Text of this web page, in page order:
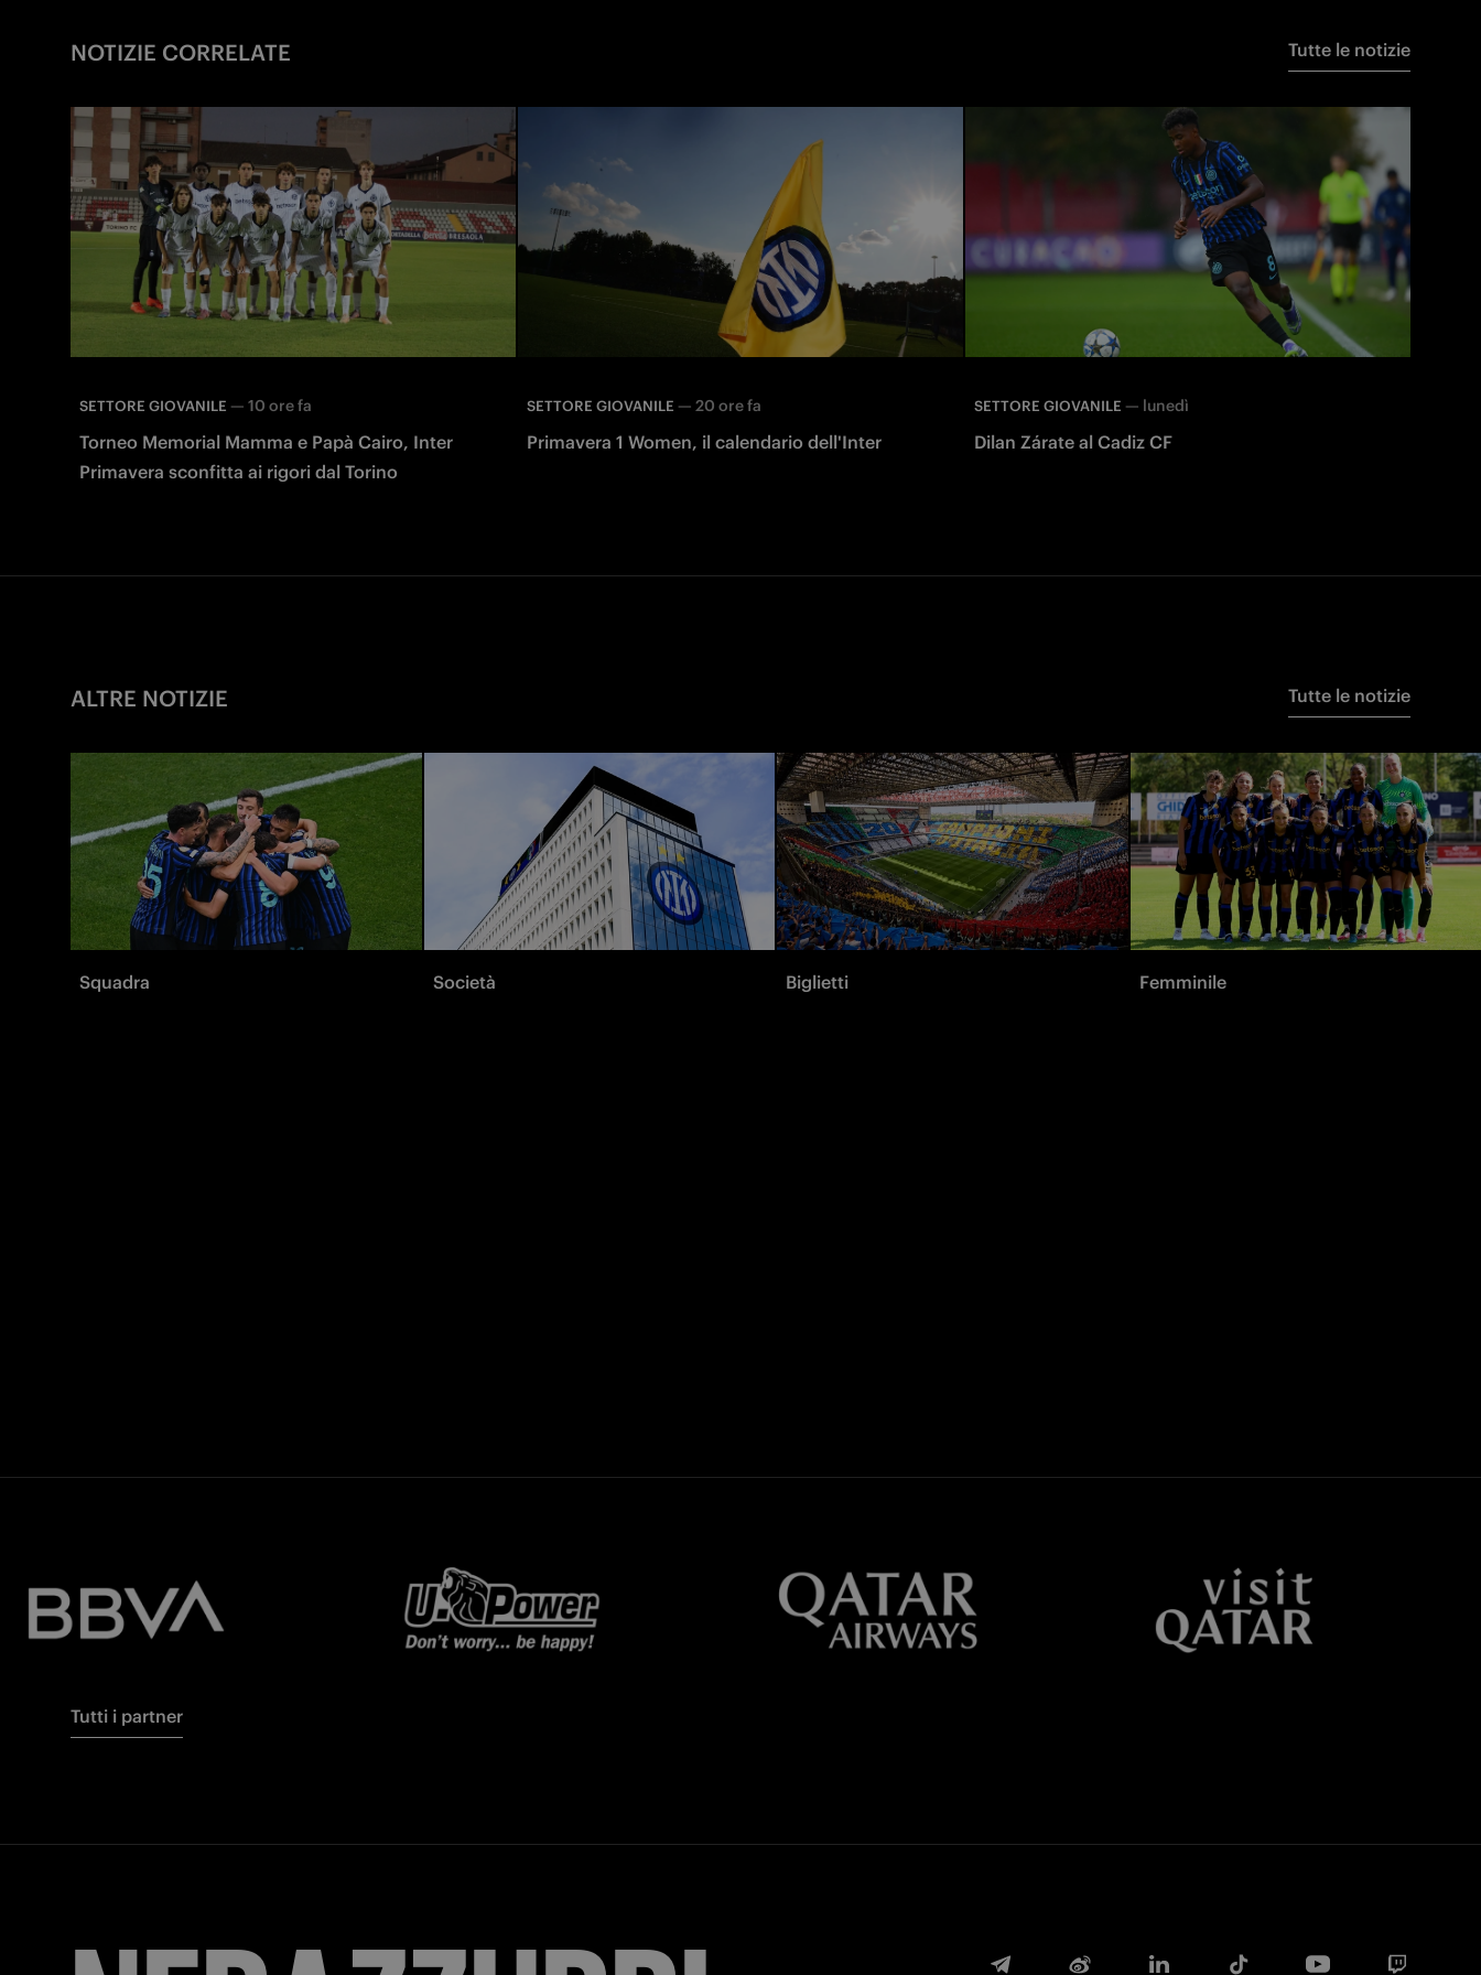
NOTIZIE CORRELATE Tutte le notizie
SETTORE GIOVANILE — 10 ore fa
Torneo Memorial Mamma e Papà Cairo, Inter
Primavera sconfitta ai rigori dal Torino
SETTORE GIOVANILE — 20 ore fa
Primavera 1 Women, il calendario dell'Inter
SETTORE GIOVANILE — lunedì
Dilan Zárate al Cadiz CF
ALTRE NOTIZIE Tutte le notizie
Squadra Società Biglietti Femminile
Tutti i partner